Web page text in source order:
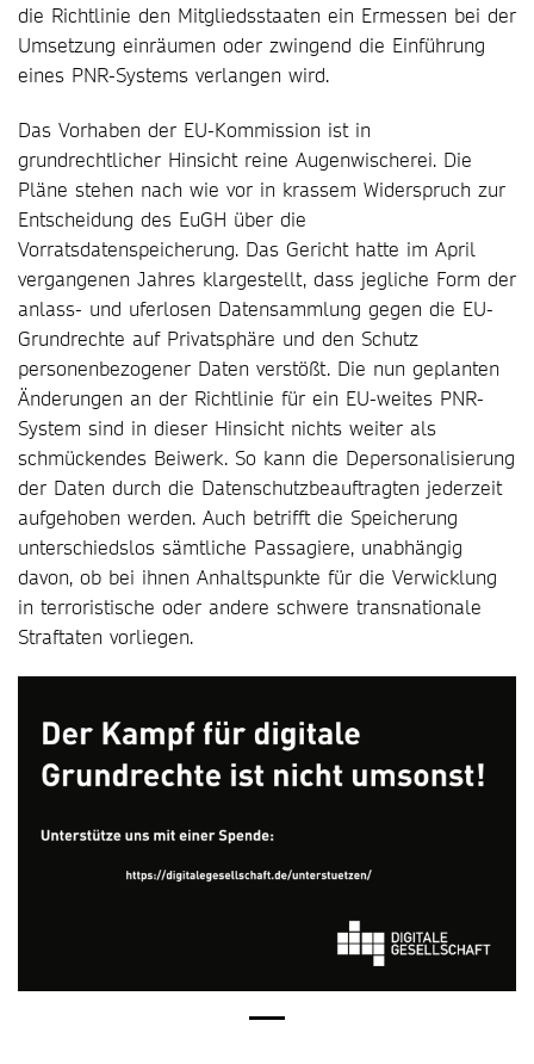
die Richtlinie den Mitgliedsstaaten ein Ermessen bei der
Umsetzung einräumen oder zwingend die Einführung
eines PNR-Systems verlangen wird.
Das Vorhaben der EU-Kommission ist in
grundrechtlicher Hinsicht reine Augenwischerei. Die
Pläne stehen nach wie vor in krassem Widerspruch zur
Entscheidung des EuGH über die
Vorratsdatenspeicherung. Das Gericht hatte im April
vergangenen Jahres klargestellt, dass jegliche Form der
anlass- und uferlosen Datensammlung gegen die EU-
Grundrechte auf Privatsphäre und den Schutz
personenbezogener Daten verstößt. Die nun geplanten
Änderungen an der Richtlinie für ein EU-weites PNR-
System sind in dieser Hinsicht nichts weiter als
schmückendes Beiwerk. So kann die Depersonalisierung
der Daten durch die Datenschutzbeauftragten jederzeit
aufgehoben werden. Auch betrifft die Speicherung
unterschiedslos sämtliche Passagiere, unabhängig
davon, ob bei ihnen Anhaltspunkte für die Verwicklung
in terroristische oder andere schwere transnationale
Straftaten vorliegen.